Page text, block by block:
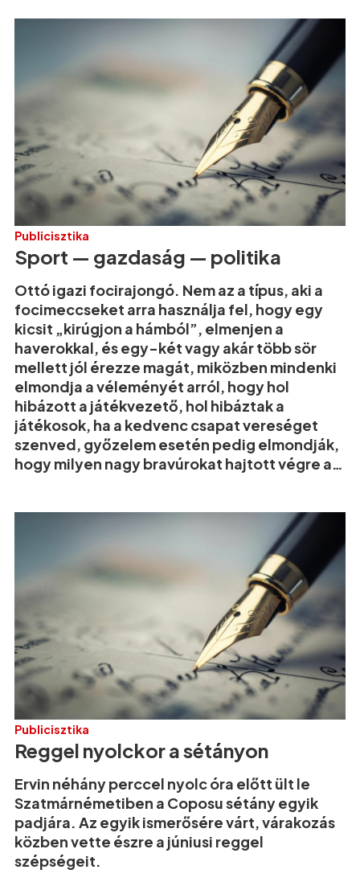
Publicisztika
Sport — gazdaság — politika
Ottó igazi focirajongó. Nem az a típus, aki a
focimeccseket arra használja fel, hogy egy
kicsit „kirúgjon a hámból”, elmenjen a
haverokkal, és egy-két vagy akár több sör
mellett jól érezze magát, miközben mindenki
elmondja a véleményét arról, hogy hol
hibázott a játékvezető, hol hibáztak a
játékosok, ha a kedvenc csapat vereséget
szenved, győzelem esetén pedig elmondják,
hogy milyen nagy bravúrokat hajtott végre a
Publicisztika
Reggel nyolckor a sétányon
Ervin néhány perccel nyolc óra előtt ült le
Szatmárnémetiben a Coposu sétány egyik
padjára. Az egyik ismerősére várt, várakozás
közben vette észre a júniusi reggel
szépségeit.